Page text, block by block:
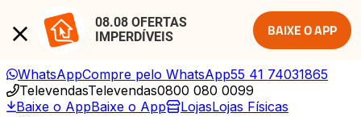
08.08 OFERTAS
IMPERDÍVEIS
BAIXE O APP
WhatsAppCompre pelo WhatsApp55 41 74031865
TelevendasTelevendas0800 080 0099
Baixe o AppBaixe o App LojasLojas Físicas